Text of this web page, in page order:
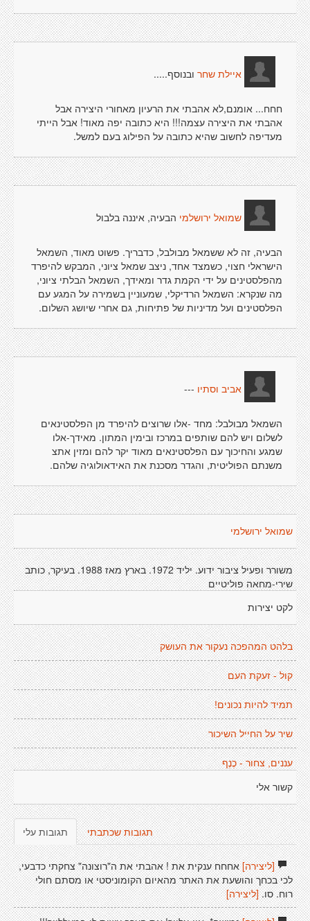
איילת שחר ובנוסף.....
חחח... אומנם,לא אהבתי את הרעיון מאחורי היצירה אבל
אהבתי את היצירה עצמה!!! היא כתובה יפה מאוד! אבל הייתי
מעדיפה לחשוב שהיא כתובה על הפילוג בעם למשל.
שמואל ירושלמי הבעיה, איננה בלבול
הבעיה, זה לא ששמאל מבולבל, כדבריך. פשוט מאוד, השמאל
הישראלי חצוי, כשמצד אחד, ניצב שמאל ציוני, המבקש להיפרד
מהפלסטינים על ידי הקמת גדר ומאידך, השמאל הבלתי ציוני,
מה שנקרא: השמאל הרדיקלי, שמעוניין בשמירה על המגע עם
הפלסטינים ועל מדיניות של פתיחות, גם אחרי שיושג השלום.
אביב וסתיו ---
השמאל מבולבל: מחד -אלו שרוצים להיפרד מן הפלסטינאים
לשלום ויש להם שותפים במרכז ובימין המתון. מאידך-אלו
שמגע והחיכוך עם הפלסטינאים מאוד יקר להם ומזין אתצ
משנתם הפוליטית, והגדר מסכנת את האידאולוגיה שלהם.
שמואל ירושלמי
משורר ופעיל ציבור ידוע. יליד 1972. בארץ מאז 1988. בעיקר, כותב
שירי-מחאה פוליטיים
לקט יצירות
בלהט המהפכה נעקור את העושק
קול - זעקת העם
תמיד להיות נכונים!
שיר על החייל השיכור
עננים, צחור - כֶנֶף
קשור אלי
תגובות עלי תגובות שכתבתי
[ליצירה]אחחח ענקית את ! אהבתי את ה"רוצונה" צחקתי כדבעי,
לכי בכחך והושעת את האתר מהאיום הקומוניסטי או מסתם חולי
רוח. סו. [ליצירה]